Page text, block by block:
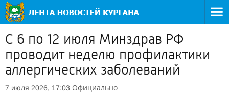
С 6 по 12 июля Минздрав РФ
проводит неделю профилактики
аллергических заболеваний
7 июля 2026, 17:03 Официально